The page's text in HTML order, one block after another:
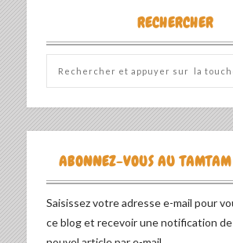
RECHERCHER
ABONNEZ-VOUS AU
Saisissez votre adresse e-mail pour
ce blog et recevoir une notification